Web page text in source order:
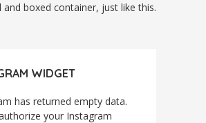
and boxed container, just like this.
WIDGET
has returned empty data.
your Instagram